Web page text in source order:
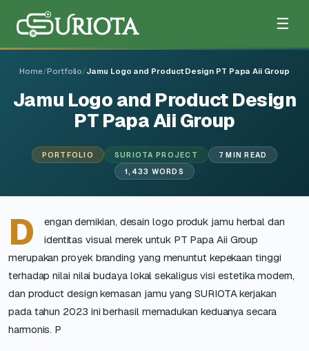
☰
Home/Portfolio/Jamu Logo and Product Design PT Papa Aii Group
Jamu Logo and Product Design
PT Papa Aii Group
PORTFOLIO SURIOTA PROJECT
7 MIN READ
1,433 WORDS
D
engan demikian, desain logo produk jamu herbal dan
identitas visual merek untuk PT Papa Aii Group
merupakan proyek branding yang menuntut kepekaan tinggi
terhadap nilai nilai budaya lokal sekaligus visi estetika modern,
dan product design kemasan jamu yang SURIOTA kerjakan
pada tahun 2023 ini berhasil memadukan keduanya secara
harmonis. P